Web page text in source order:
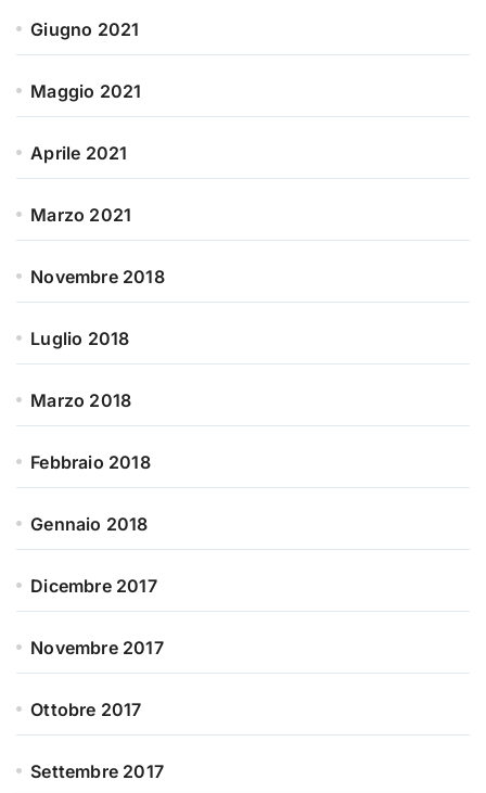
Giugno 2021
Maggio 2021
Aprile 2021
Marzo 2021
Novembre 2018
Luglio 2018
Marzo 2018
Febbraio 2018
Gennaio 2018
Dicembre 2017
Novembre 2017
Ottobre 2017
Settembre 2017